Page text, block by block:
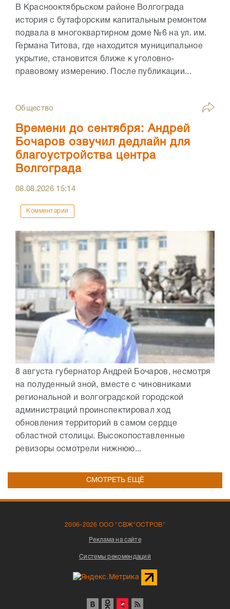
В Краснооктябрьском районе Волгограда
история с бутафорским капитальным ремонтом
подвала в многоквартирном доме №6 на ул. им.
Германа Титова, где находится муниципальное
укрытие, становится ближе к уголовно-
правовому измерению. После публикации...
Общество
Времени до сентября: Андрей
Бочаров озвучил дедлайн для
благоустройства центра
Волгограда
08.08.2026 15:14
Комментарии
8 августа губернатор Андрей Бочаров, несмотря
на полуденный зной, вместе с чиновниками
региональной и волгоградской городской
администраций проинспектировал ход
обновления территорий в самом сердце
областной столицы. Высокопоставленные
ревизоры осмотрели нижнюю...
СМОТРЕТЬ ЕЩЁ
2006-2026 ООО "СВЖ"ОСТРОВ"
Реклама на сайте
Системы рекомендаций